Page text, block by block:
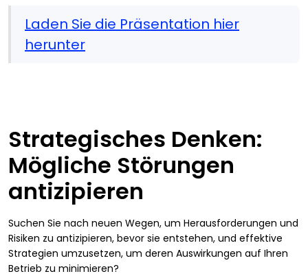
Laden Sie die Präsentation hier
herunter
Strategisches Denken:
Mögliche Störungen
antizipieren
Suchen Sie nach neuen Wegen, um Herausforderungen und
Risiken zu antizipieren, bevor sie entstehen, und effektive
Strategien umzusetzen, um deren Auswirkungen auf Ihren
Betrieb zu minimieren?